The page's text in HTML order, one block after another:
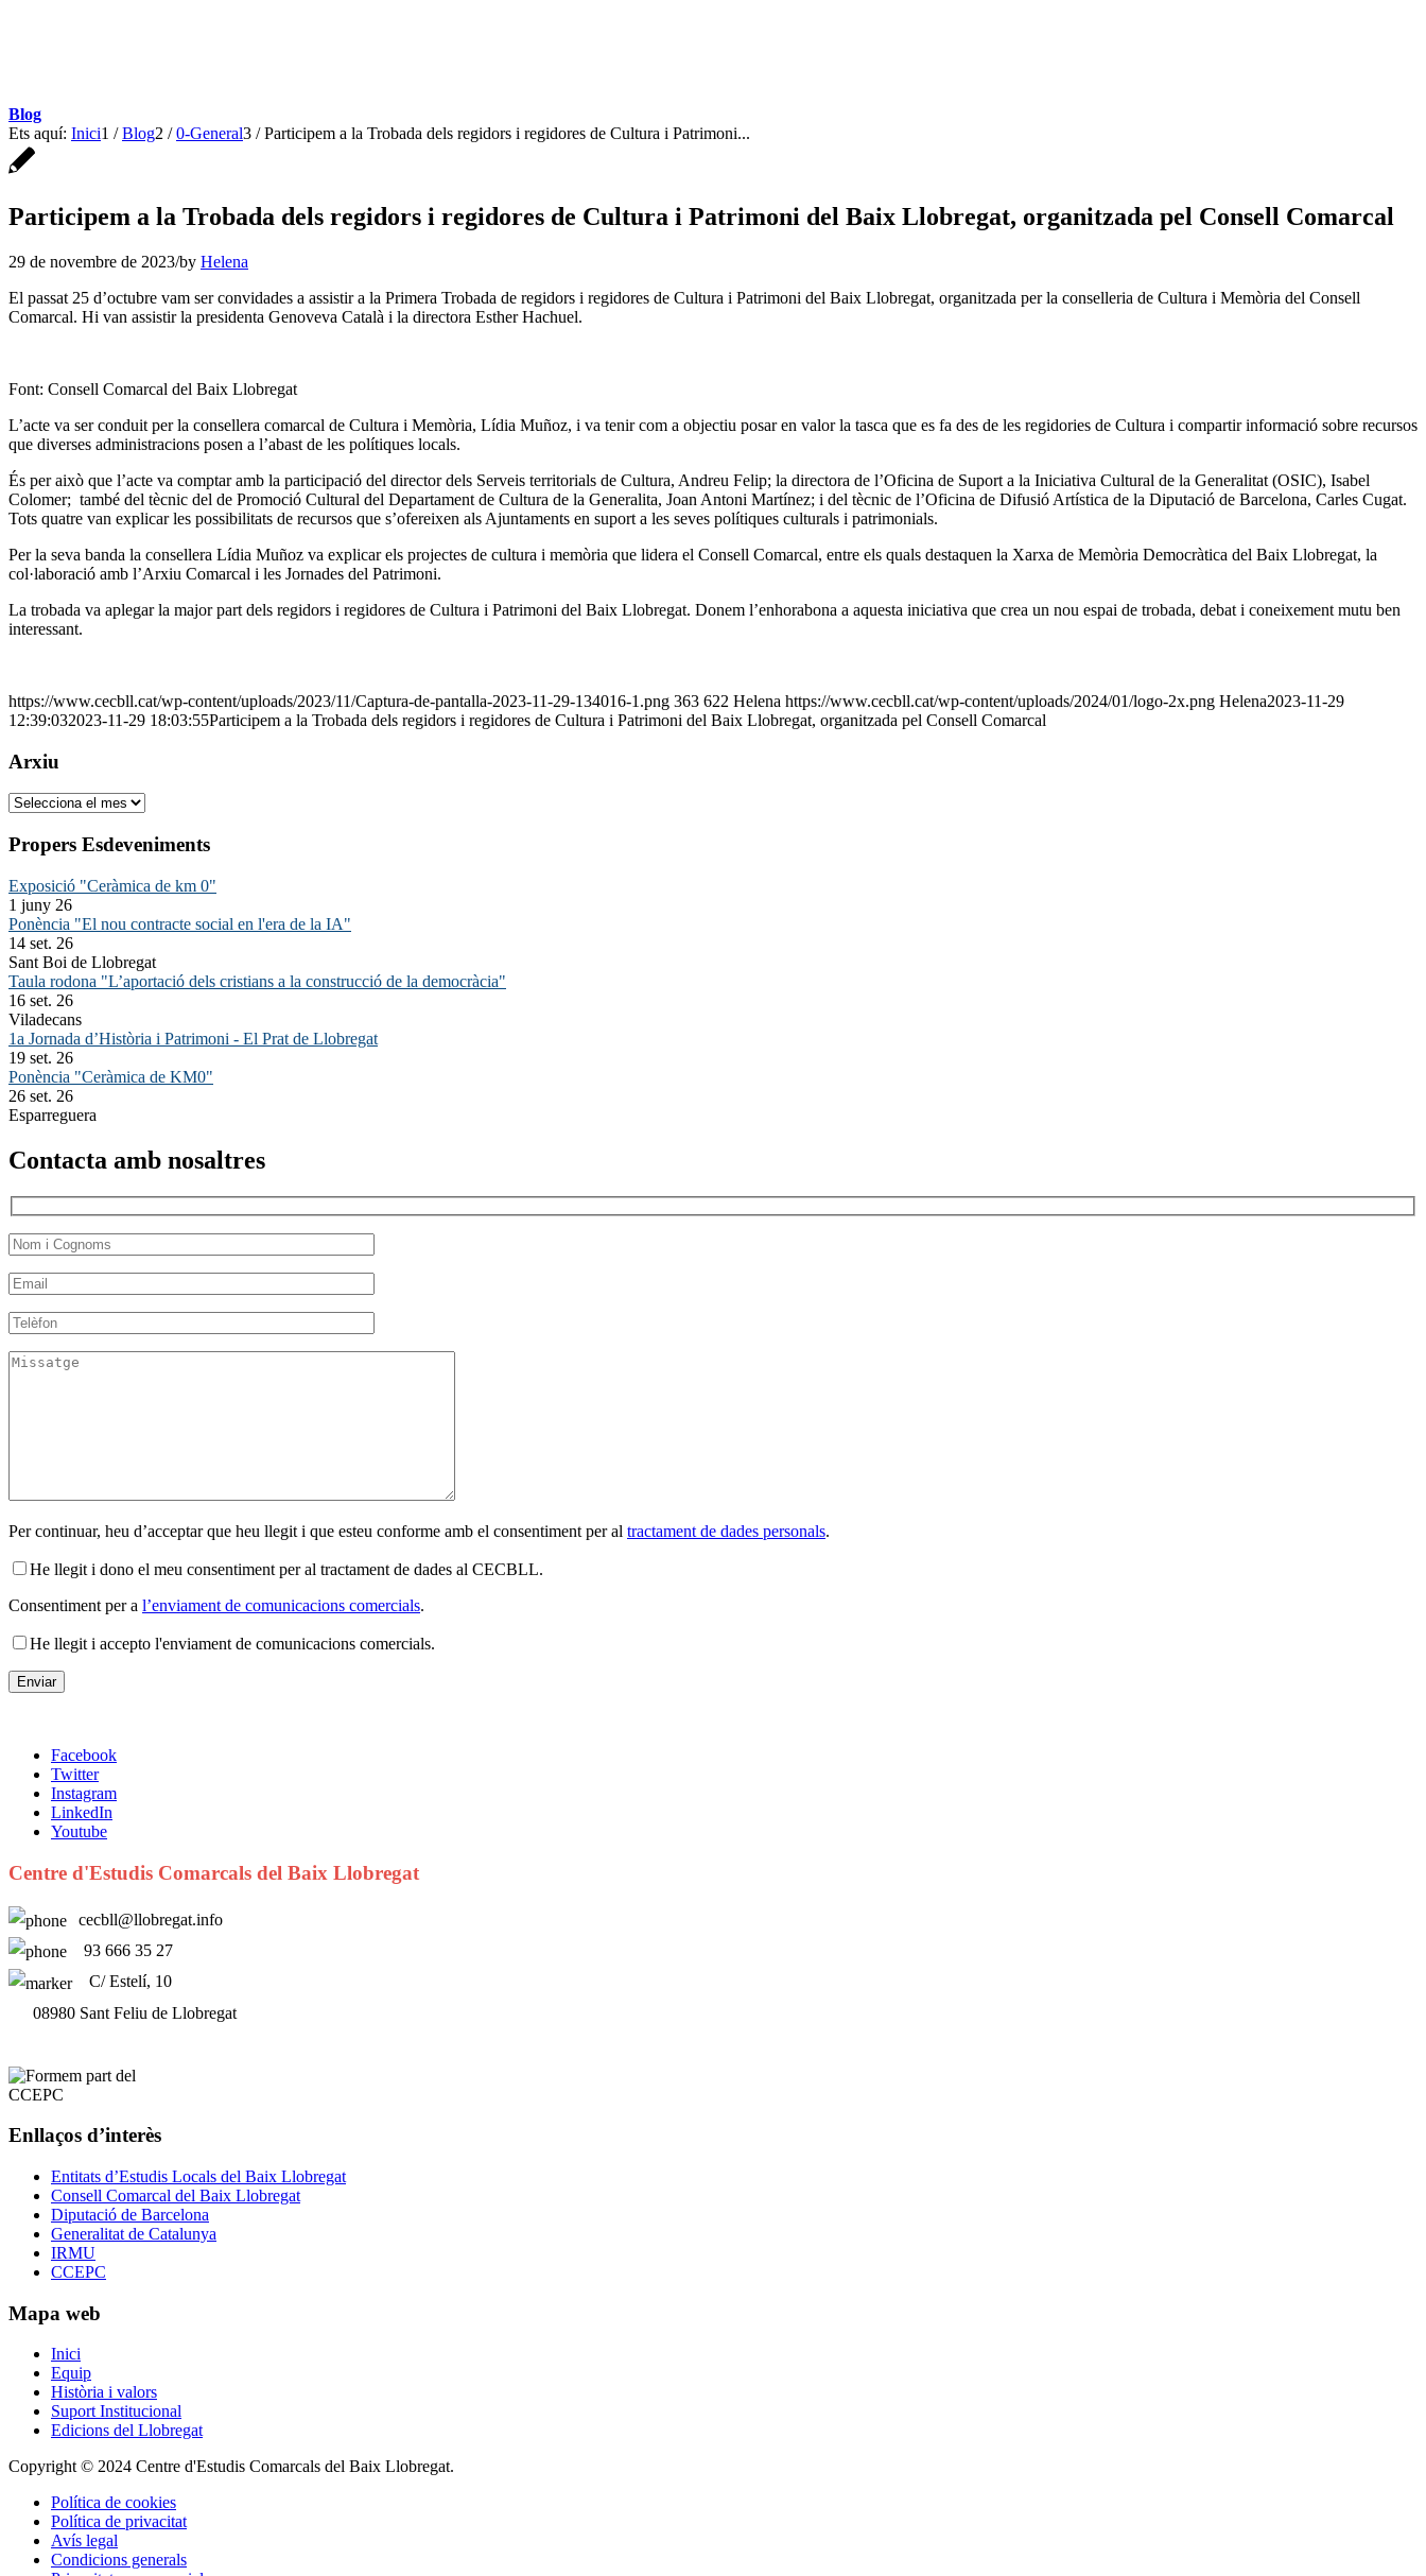
Blog
Ets aquí: Inici1 / Blog2 / 0-General3 / Participem a la Trobada dels regidors i regidores de Cultura i Patrimoni...
Participem a la Trobada dels regidors i regidores de Cultura i Patrimoni del Baix Llobregat, organitzada pel Consell Comarcal
29 de novembre de 2023/by Helena
El passat 25 d’octubre vam ser convidades a assistir a la Primera Trobada de regidors i regidores de Cultura i Patrimoni del Baix Llobregat, organitzada per la conselleria de Cultura i Memòria del Consell
Comarcal. Hi van assistir la presidenta Genoveva Català i la directora Esther Hachuel.
Font: Consell Comarcal del Baix Llobregat
L’acte va ser conduit per la consellera comarcal de Cultura i Memòria, Lídia Muñoz, i va tenir com a objectiu posar en valor la tasca que es fa des de les regidories de Cultura i compartir informació sobre recursos
que diverses administracions posen a l’abast de les polítiques locals.
És per això que l’acte va comptar amb la participació del director dels Serveis territorials de Cultura, Andreu Felip; la directora de l’Oficina de Suport a la Iniciativa Cultural de la Generalitat (OSIC), Isabel
Colomer; també del tècnic del de Promoció Cultural del Departament de Cultura de la Generalita, Joan Antoni Martínez; i del tècnic de l’Oficina de Difusió Artística de la Diputació de Barcelona, Carles Cugat.
Tots quatre van explicar les possibilitats de recursos que s’ofereixen als Ajuntaments en suport a les seves polítiques culturals i patrimonials.
Per la seva banda la consellera Lídia Muñoz va explicar els projectes de cultura i memòria que lidera el Consell Comarcal, entre els quals destaquen la Xarxa de Memòria Democràtica del Baix Llobregat, la
col·laboració amb l’Arxiu Comarcal i les Jornades del Patrimoni.
La trobada va aplegar la major part dels regidors i regidores de Cultura i Patrimoni del Baix Llobregat. Donem l’enhorabona a aquesta iniciativa que crea un nou espai de trobada, debat i coneixement mutu ben
interessant.
https://www.cecbll.cat/wp-content/uploads/2023/11/Captura-de-pantalla-2023-11-29-134016-1.png 363 622 Helena https://www.cecbll.cat/wp-content/uploads/2024/01/logo-2x.png Helena2023-11-29
12:39:032023-11-29 18:03:55Participem a la Trobada dels regidors i regidores de Cultura i Patrimoni del Baix Llobregat, organitzada pel Consell Comarcal
Arxiu
Arxiu
Propers Esdeveniments
Exposició "Ceràmica de km 0"
1 juny 26
Ponència "El nou contracte social en l'era de la IA"
14 set. 26
Sant Boi de Llobregat
Taula rodona "L’aportació dels cristians a la construcció de la democràcia"
16 set. 26
Viladecans
1a Jornada d’Història i Patrimoni - El Prat de Llobregat
19 set. 26
Ponència "Ceràmica de KM0"
26 set. 26
Esparreguera
Contacta amb nosaltres
Per continuar, heu d’acceptar que heu llegit i que esteu conforme amb el consentiment per al tractament de dades personals.
He llegit i dono el meu consentiment per al tractament de dades al CECBLL.
Consentiment per a l’enviament de comunicacions comercials.
He llegit i accepto l'enviament de comunicacions comercials.
Facebook
Twitter
Instagram
LinkedIn
Youtube
Centre d'Estudis Comarcals del Baix Llobregat
cecbll@llobregat.info
93 666 35 27
C/ Estelí, 10
08980 Sant Feliu de Llobregat
Enllaços d’interès
Entitats d’Estudis Locals del Baix Llobregat
Consell Comarcal del Baix Llobregat
Diputació de Barcelona
Generalitat de Catalunya
IRMU
CCEPC
Mapa web
Inici
Equip
Història i valors
Suport Institucional
Edicions del Llobregat
Copyright © 2024 Centre d'Estudis Comarcals del Baix Llobregat.
Política de cookies
Política de privacitat
Avís legal
Condicions generals